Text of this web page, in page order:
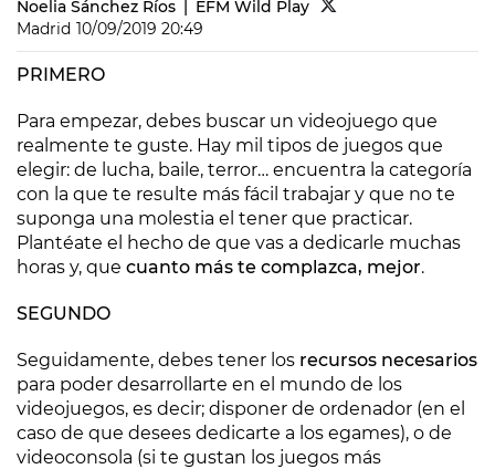
Noelia Sánchez Ríos
EFM Wild Play
Madrid 10/09/2019 20:49
PRIMERO
Para empezar, debes buscar un videojuego que
realmente te guste. Hay mil tipos de juegos que
elegir: de lucha, baile, terror… encuentra la categoría
con la que te resulte más fácil trabajar y que no te
suponga una molestia el tener que practicar.
Plantéate el hecho de que vas a dedicarle muchas
horas y, que cuanto más te complazca, mejor.
SEGUNDO
Seguidamente, debes tener los recursos necesarios
para poder desarrollarte en el mundo de los
videojuegos, es decir; disponer de ordenador (en el
caso de que desees dedicarte a los egames), o de
videoconsola (si te gustan los juegos más